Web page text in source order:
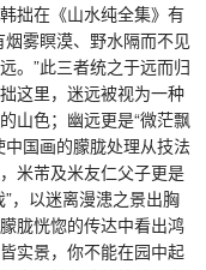
拙在《山水纯全集》有
雾瞑漠、野水隔而不见
。”此三者统之于远而归
这里，迷远被视为一种
山色；幽远更是“微茫飘
国画的朦胧处理从技法
米芾及米友仁父子更是
，以迷离漫漶之景出胸
胧恍惚的传达中看出鸿
实景，你不能在园中起